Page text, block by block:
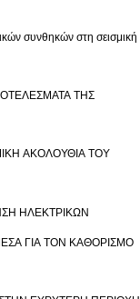
συνθηκών στη σεισμική
ΤΗΣ
ΑΚΟΛΟΥΘΙΑ ΤΟΥ
ΗΛΕΚΤΡΙΚΩΝ
ΓΙΑ ΤΟΝ ΚΑΘΟΡΙΣΜΟ